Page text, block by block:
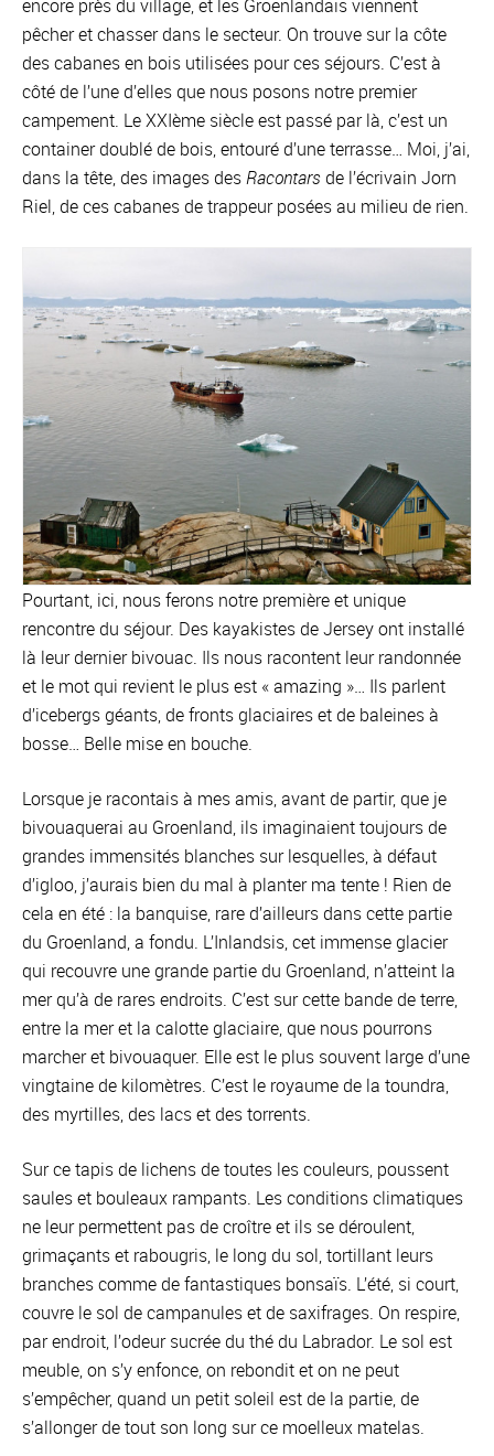
encore près du village, et les Groenlandais viennent
pêcher et chasser dans le secteur. On trouve sur la côte
des cabanes en bois utilisées pour ces séjours. C’est à
côté de l’une d’elles que nous posons notre premier
campement. Le XXIème siècle est passé par là, c’est un
container doublé de bois, entouré d’une terrasse… Moi, j’ai,
dans la tête, des images desRacontarsde l’écrivain Jorn
Riel, de ces cabanes de trappeur posées au milieu de rien.
Pourtant, ici, nous ferons notre première et unique
rencontre du séjour. Des kayakistes de Jersey ont installé
là leur dernier bivouac. Ils nous racontent leur randonnée
et le mot qui revient le plus est « amazing »… Ils parlent
d’icebergs géants, de fronts glaciaires et de baleines à
bosse… Belle mise en bouche.
Lorsque je racontais à mes amis, avant de partir, que je
bivouaquerai au Groenland, ils imaginaient toujours de
grandes immensités blanches sur lesquelles, à défaut
d’igloo, j’aurais bien du mal à planter ma tente ! Rien de
cela en été : la banquise, rare d’ailleurs dans cette partie
du Groenland, a fondu. L’Inlandsis, cet immense glacier
qui recouvre une grande partie du Groenland, n’atteint la
mer qu’à de rares endroits. C’est sur cette bande de terre,
entre la mer et la calotte glaciaire, que nous pourrons
marcher et bivouaquer. Elle est le plus souvent large d’une
vingtaine de kilomètres. C’est le royaume de la toundra,
des myrtilles, des lacs et des torrents.
Sur ce tapis de lichens de toutes les couleurs, poussent
saules et bouleaux rampants. Les conditions climatiques
ne leur permettent pas de croître et ils se déroulent,
grimaçants et rabougris, le long du sol, tortillant leurs
branches comme de fantastiques bonsaïs. L’été, si court,
couvre le sol de campanules et de saxifrages. On respire,
par endroit, l’odeur sucrée du thé du Labrador. Le sol est
meuble, on s’y enfonce, on rebondit et on ne peut
s’empêcher, quand un petit soleil est de la partie, de
s’allonger de tout son long sur ce moelleux matelas.